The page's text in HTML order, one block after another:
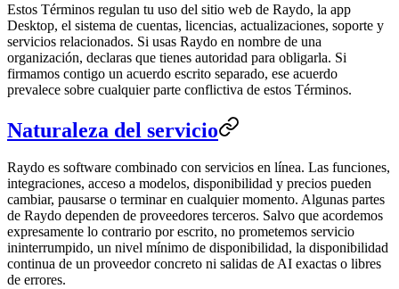
Estos Términos regulan tu uso del sitio web de Raydo, la app
Desktop, el sistema de cuentas, licencias, actualizaciones, soporte y
servicios relacionados. Si usas Raydo en nombre de una
organización, declaras que tienes autoridad para obligarla. Si
firmamos contigo un acuerdo escrito separado, ese acuerdo
prevalece sobre cualquier parte conflictiva de estos Términos.
Naturaleza del servicio
Raydo es software combinado con servicios en línea. Las funciones,
integraciones, acceso a modelos, disponibilidad y precios pueden
cambiar, pausarse o terminar en cualquier momento. Algunas partes
de Raydo dependen de proveedores terceros. Salvo que acordemos
expresamente lo contrario por escrito, no prometemos servicio
ininterrumpido, un nivel mínimo de disponibilidad, la disponibilidad
continua de un proveedor concreto ni salidas de AI exactas o libres
de errores.